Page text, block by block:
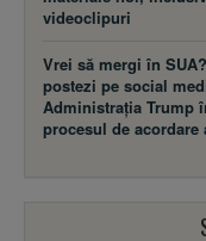
videoclipuri
Vrei să mergi în
postezi pe social
Administrația Trump
procesul de acordare